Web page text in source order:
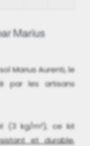
Marius
Marius Aurenti, le
par les artisans
(3 kg/m²), ce kit
et durable,